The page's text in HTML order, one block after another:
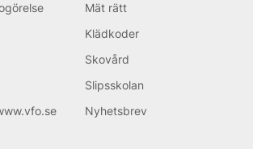
Mät rätt
Klädkoder
Skovård
Slipsskolan
Nyhetsbrev